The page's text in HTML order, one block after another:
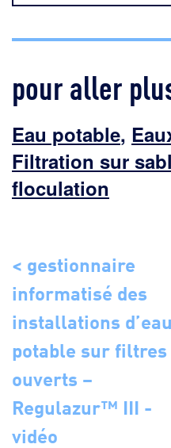
pour aller
Eau potable,
Filtration sur
floculation
< gestionnaire
informatisé des
installations d’eau
potable sur filtres
ouverts –
Regulazur™ III -
vidéo